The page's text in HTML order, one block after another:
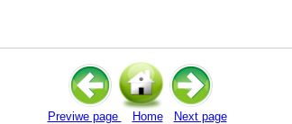
Previwe page Home Next page